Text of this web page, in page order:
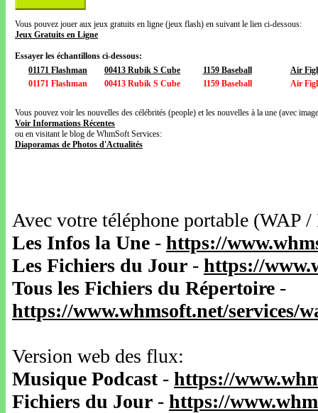
Vous pouvez jouer aux jeux gratuits en ligne (jeux flash) en suivant le lien ci-dessous:
Jeux Gratuits en Ligne
Essayer les échantillons ci-dessous:
01171 Flashman
00413 Rubik S Cube 1159 Baseball
Air
01171 Flashman
00413 Rubik S Cube 1159 Baseball Air
Vous pouvez voir les nouvelles des célébrités (people) et les nouvelles à la une (avec
Voir Informations Récentes
ou en visitant le blog de WhmSoft Services:
Diaporamas de Photos d'Actualités
Avec votre téléphone portable
Les Infos la Une - https://
Les Fichiers du Jour - https://
Tous les Fichiers du Répertoire -
https://www.whmsoft.net/services/
Version web des flux:
Musique Podcast- https://
Fichiers du Jour - https://